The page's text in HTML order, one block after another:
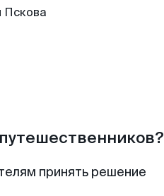
Пскова
принять решение